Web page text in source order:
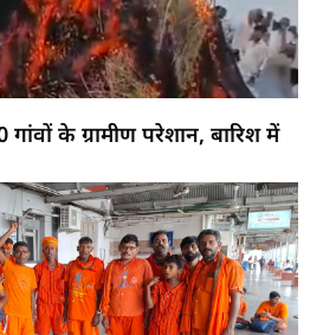
के ग्रामीण परेशान, बारिश में